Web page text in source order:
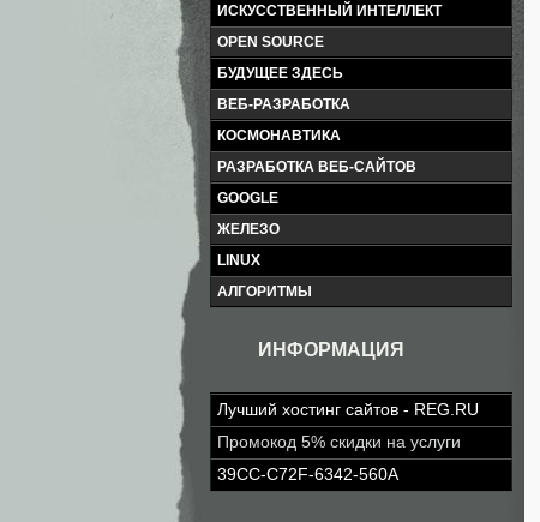
ИСКУССТВЕННЫЙ ИНТЕЛЛЕКТ
OPEN SOURCE
БУДУЩЕЕ ЗДЕСЬ
ВЕБ-РАЗРАБОТКА
КОСМОНАВТИКА
РАЗРАБОТКА ВЕБ-САЙТОВ
GOOGLE
ЖЕЛЕЗО
LINUX
АЛГОРИТМЫ
ИНФОРМАЦИЯ
Лучший хостинг сайтов - REG.RU
Промокод 5% скидки на услуги
39CC-C72F-6342-560A